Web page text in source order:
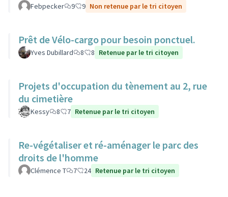
Febpecker 9 9 Non retenue par le tri citoyen
Prêt de Vélo-cargo pour besoin ponctuel.
Yves Dubillard 8 8 Retenue par le tri citoyen
Projets d'occupation du tènement au 2, rue
du cimetière
Kessy 8 7 Retenue par le tri citoyen
Re-végétaliser et ré-aménager le parc des
droits de l'homme
Clémence T 7 24 Retenue par le tri citoyen